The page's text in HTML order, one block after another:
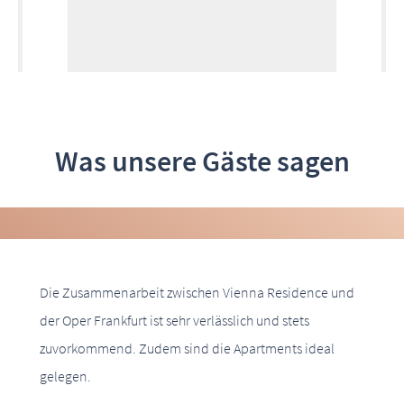
Was unsere Gäste sagen
Die Zusammenarbeit zwischen Vienna Residence und
der Oper Frankfurt ist sehr verlässlich und stets
zuvorkommend. Zudem sind die Apartments ideal
gelegen.